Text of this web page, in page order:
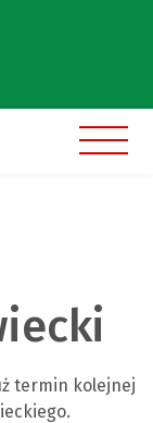
termin kolejnej